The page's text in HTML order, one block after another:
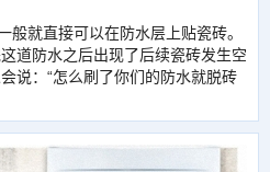
就直接可以在防水层上贴瓷砖。
道防水之后出现了后续瓷砖发生空
说：“怎么刷了你们的防水就脱砖